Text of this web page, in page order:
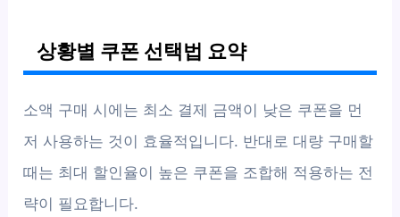
상황별 쿠폰 선택법 요약
소액 구매 시에는 최소 결제 금액이 낮은 쿠폰을 먼
저 사용하는 것이 효율적입니다. 반대로 대량 구매할
때는 최대 할인율이 높은 쿠폰을 조합해 적용하는 전
략이 필요합니다.